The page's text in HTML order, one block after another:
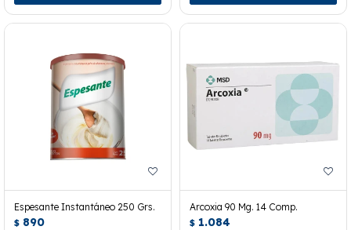
Espesante Instantáneo 250 Grs.
$ 890
Arcoxia 90 Mg. 14 Comp.
$ 1.084